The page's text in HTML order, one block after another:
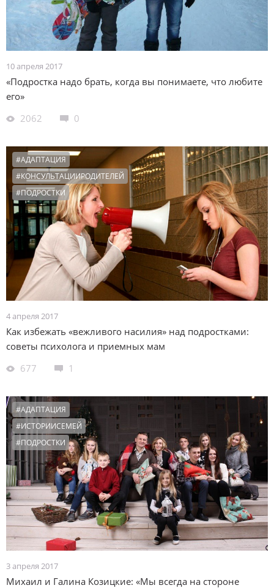
10 апреля 2017
«Подростка надо брать, когда вы понимаете, что любите
его»
2062
0
#АДАПТАЦИЯ
#КОНСУЛЬТАЦИИРОДИТЕЛЕЙ
#ПОДРОСТКИ
4 апреля 2017
Как избежать «вежливого насилия» над подростками:
советы психолога и приемных мам
677
1
#АДАПТАЦИЯ
#ИСТОРИИСЕМЕЙ
#ПОДРОСТКИ
3 апреля 2017
Михаил и Галина Козицкие: «Мы всегда на стороне